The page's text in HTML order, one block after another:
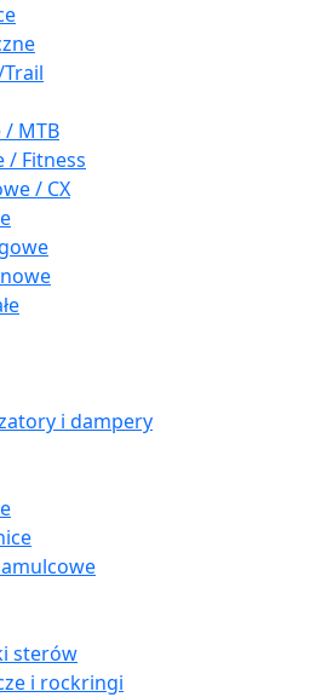
/ MTB
/ Fitness
/ CX
i dampery
sterów
i rockringi